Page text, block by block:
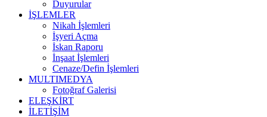
Duyurular
İŞLEMLER
Nikah İşlemleri
İşyeri Açma
İskan Raporu
İnşaat İşlemleri
Cenaze/Defin İşlemleri
MULTIMEDYA
Fotoğraf Galerisi
ELEŞKİRT
İLETİŞİM